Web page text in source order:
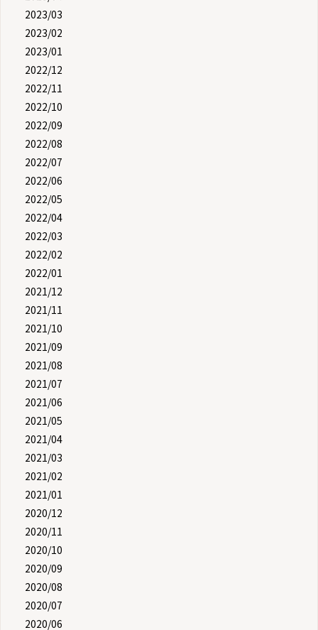
2023/03
2023/02
2023/01
2022/12
2022/11
2022/10
2022/09
2022/08
2022/07
2022/06
2022/05
2022/04
2022/03
2022/02
2022/01
2021/12
2021/11
2021/10
2021/09
2021/08
2021/07
2021/06
2021/05
2021/04
2021/03
2021/02
2021/01
2020/12
2020/11
2020/10
2020/09
2020/08
2020/07
2020/06